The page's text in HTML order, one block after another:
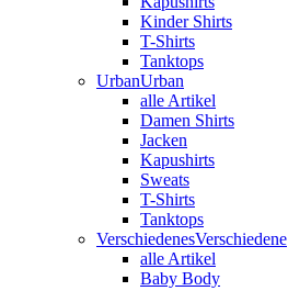
Kinder Shirts
T-Shirts
Tanktops
UrbanUrban
alle Artikel
Damen Shirts
Jacken
Kapushirts
Sweats
T-Shirts
Tanktops
VerschiedenesVerschiedene
alle Artikel
Baby Body